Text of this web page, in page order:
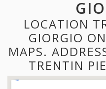
LOCATION
GIORGIO
MAPS.
TRENTIN